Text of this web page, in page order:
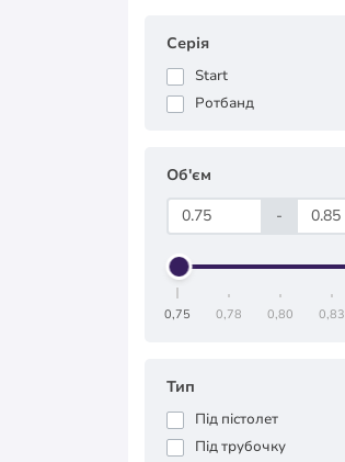
Серія
Start
Ротбанд
Об'єм
-
0,75 0,78 0,80 0,83
Тип
Під пістолет
Під трубочку